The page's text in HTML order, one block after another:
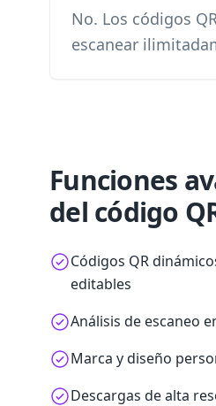
No. Los códigos
escanear
Funciones
del código
Códigos QR
editables
Análisis de escaneo
Marca y diseño
Descargas de alta